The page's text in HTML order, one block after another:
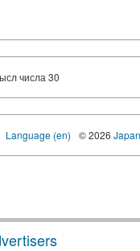
числа 30
Language (en) © 2026